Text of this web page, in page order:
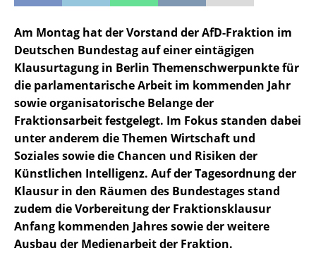
Am Montag hat der Vorstand der AfD-Fraktion im
Deutschen Bundestagauf einer eintägigen
Klausurtagung in Berlin Themenschwerpunkte für
die parlamentarische Arbeit im kommenden Jahr
sowie organisatorische Belange der
Fraktionsarbeit festgelegt. Im Fokus standen dabei
unter anderem die Themen Wirtschaft und
Soziales sowie die Chancen und Risiken der
Künstlichen Intelligenz. Auf der Tagesordnung der
Klausur in den Räumen des Bundestages stand
zudem die Vorbereitung der Fraktionsklausur
Anfang kommenden Jahres sowie der weitere
Ausbau der Medienarbeit der Fraktion.